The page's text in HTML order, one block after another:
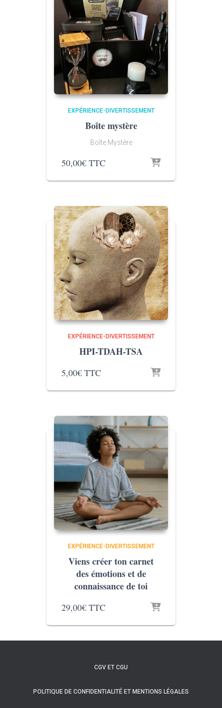
EXPÉRIENCE-DIVERTISSEMENT
Boîte mystère
Boîte Mystère
50,00€ TTC
EXPÉRIENCE-DIVERTISSEMENT
HPI-TDAH-TSA
5,00€ TTC
EXPÉRIENCE-DIVERTISSEMENT
Viens créer ton carnet
des émotions et de
connaissance de toi
29,00€ TTC
CGV ET CGU
POLITIQUE DE CONFIDENTIALITÉ ET MENTIONS LÉGALES